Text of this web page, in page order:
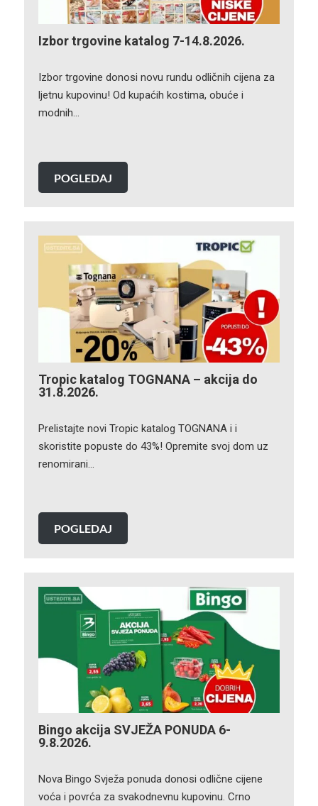
Izbor trgovine katalog 7-14.8.2026.
Izbor trgovine donosi novu rundu odličnih cijena za
ljetnu kupovinu! Od kupaćih kostima, obuće i
modnih…
POGLEDAJ
Tropic katalog TOGNANA – akcija do
31.8.2026.
Prelistajte novi Tropic katalog TOGNANA i i
skoristite popuste do 43%! Opremite svoj dom uz
renomirani…
POGLEDAJ
Bingo akcija SVJEŽA PONUDA 6-
9.8.2026.
Nova Bingo Svježa ponuda donosi odlične cijene
voća i povrća za svakodnevnu kupovinu. Crno